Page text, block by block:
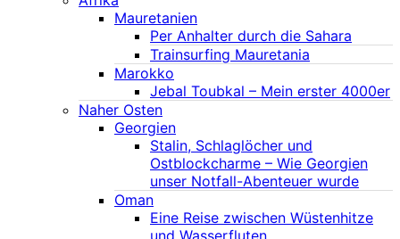
Mauretanien
Per Anhalter durch die Sahara
Trainsurfing Mauretania
Marokko
Jebal Toubkal – Mein erster 4000er
Naher Osten
Georgien
Stalin, Schlaglöcher und
Ostblockcharme – Wie Georgien
unser Notfall-Abenteuer wurde
Oman
Eine Reise zwischen Wüstenhitze
und Wasserfluten